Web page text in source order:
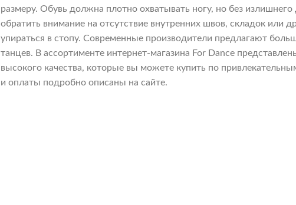
размеру. Обувь должна плотно охватывать ногу, но без
обратить внимание на отсутствие внутренних швов, складок или
упираться в стопу. Современные производители предлагают
танцев. В ассортименте интернет-магазина For Dance
высокого качества, которые вы можете купить по
и оплаты подробно описаны на сайте.